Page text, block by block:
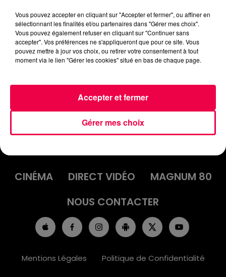
DJ MAGOUILLE DU 18/09/25 AVEC
MARINE DE DOUNOUX
INFOS
EMISSIONS
CINÉMA
DIRECT VIDÉO
MAGNUM 80
NOUS CONTACTER
Mentions Légales Politique de Confidentialité
Vous pouvez accepter en cliquant sur "Accepter et fermer", ou affiner en
sélectionnant les finalités et/ou partenaires dans "Gérer mes choix".
Vous pouvez également refuser en cliquant sur "Continuer sans
accepter". Vos préférences ne s'appliqueront que pour ce site. Vous
pouvez mettre à jour vos choix, ou retirer votre consentement à tout
moment via le lien "Gérer les cookies" situé en bas de chaque page.
Gérer mes choix
Accepter et fermer